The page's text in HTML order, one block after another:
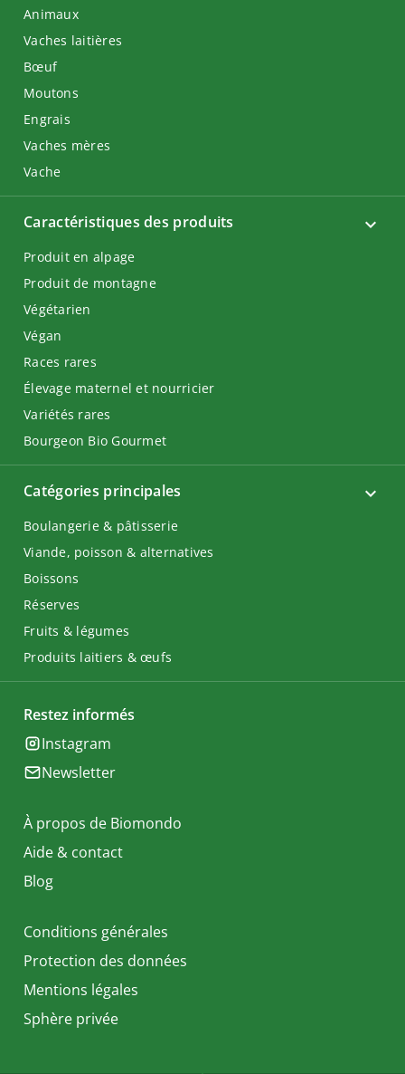
Animaux
Vaches laitières
Bœuf
Moutons
Engrais
Vaches mères
Vache
Catégories principales
Boulangerie & pâtisserie
Viande, poisson & alternatives
Boissons
Réserves
Fruits & légumes
Produits laitiers & œufs
Caractéristiques des produits
Produit en alpage
Produit de montagne
Végétarien
Végan
Races rares
Élevage maternel et nourricier
Variétés rares
Bourgeon Bio Gourmet
Restez informés
Instagram
Newsletter
À propos de Biomondo
Aide & contact
Blog
Conditions générales
Protection des données
Mentions légales
Sphère privée